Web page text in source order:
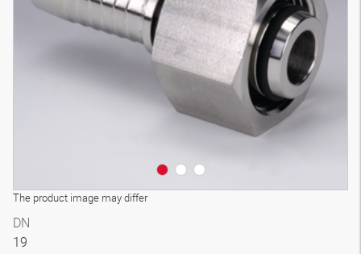
The product image may differ
3D modell
DN
19